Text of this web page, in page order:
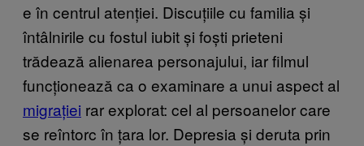
e în centrul atenției. Discuțiile cu familia și
întâlnirile cu fostul iubit și foști prieteni
trădează alienarea personajului, iar filmul
funcționează ca o examinare a unui aspect al
migrației rar explorat: cel al persoanelor care
se reîntorc în țara lor. Depresia și deruta prin